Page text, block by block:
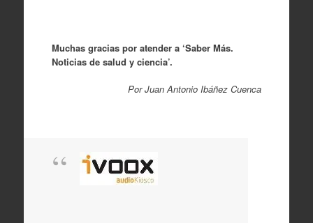
Muchas gracias por atender a ‘Saber Más.
Noticias de salud y ciencia’.
Por Juan Antonio Ibáñez Cuenca